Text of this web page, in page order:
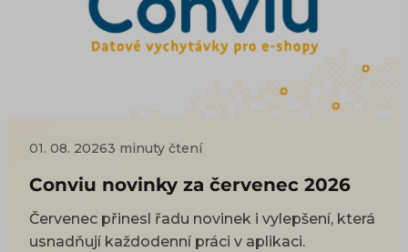
01. 08. 20263 minuty čtení
Conviu novinky za červenec 2026
Červenec přinesl řadu novinek i vylepšení, která
usnadňují každodenní práci v aplikaci.